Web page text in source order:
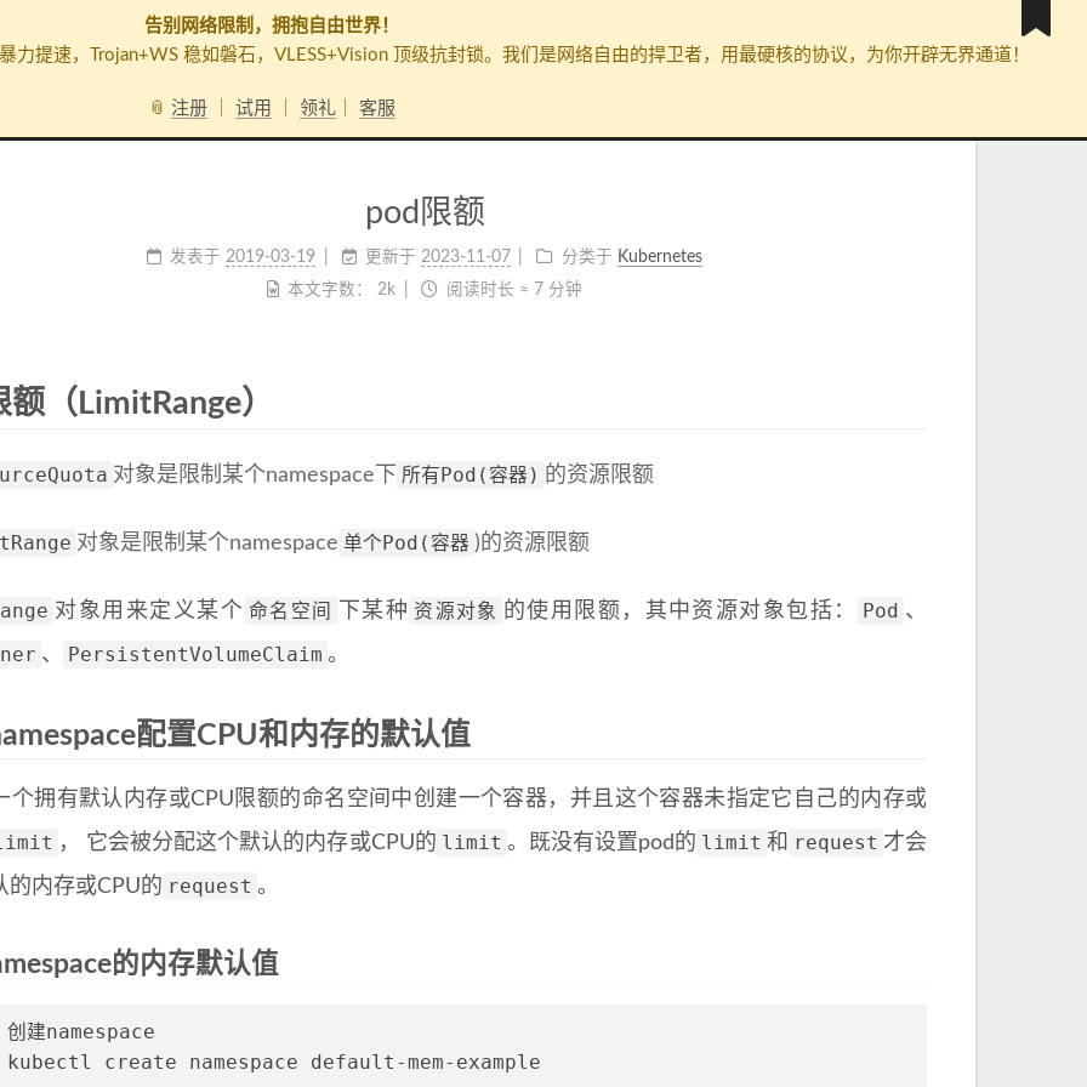
告别网络限制，拥抱自由世界！
提速，Trojan+WS 稳如磐石，VLESS+Vision 顶级抗封锁。我们是网络自由的捍卫者，用最硬核的协议，为你开辟无界通道！
📎 注册 试用 领礼 客服
pod限额
发表于 2019-03-19 更新于 2023-11-07 分类于 Kubernetes
本文字数：
2k 阅读时长 ≈ 7 分钟
额（LimitRange）
对象是限制某个namespace下 所有Pod(容器) 的资源限额
对象是限制某个namespace 单个Pod(容器 )的资源限额
对象用来定义某个 命名空间 下某种 资源对象 的使用限额，其中资源对象包括： Pod 、
、 PersistentVolumeClaim 。
配置CPU和内存的默认值
个拥有默认内存或CPU限额的命名空间中创建一个容器，并且这个容器未指定它自己的内存或
， 它会被分配这个默认的内存或CPU的 limit 。既没有设置pod的 limit 和 request 才会
的内存或CPU的 request 。
的内存默认值
创建namespace
kubectl create namespace default-mem-example